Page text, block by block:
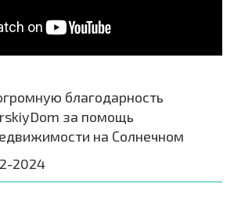
благодарность
за помощь
на Солнечном
2024